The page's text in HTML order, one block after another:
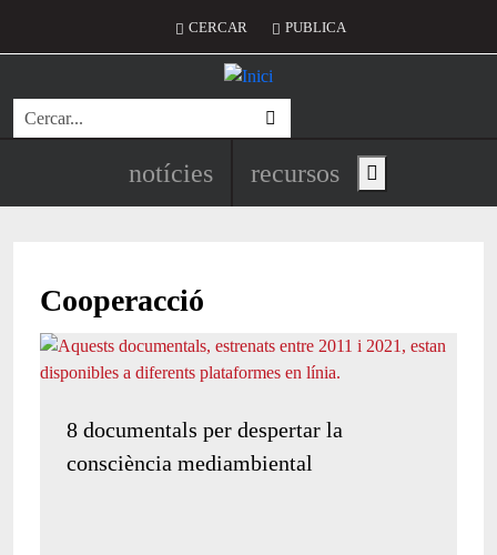
Menú del compte d'usuari
CERCAR PUBLICA
Cerca
Navegació principal de
notícies recursos Show main menu
Cooperacció
8 documentals per despertar la
consciència mediambiental